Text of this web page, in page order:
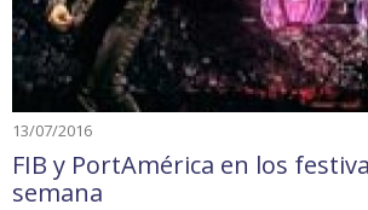
13/07/2016
FIB y PortAmérica en los
semana